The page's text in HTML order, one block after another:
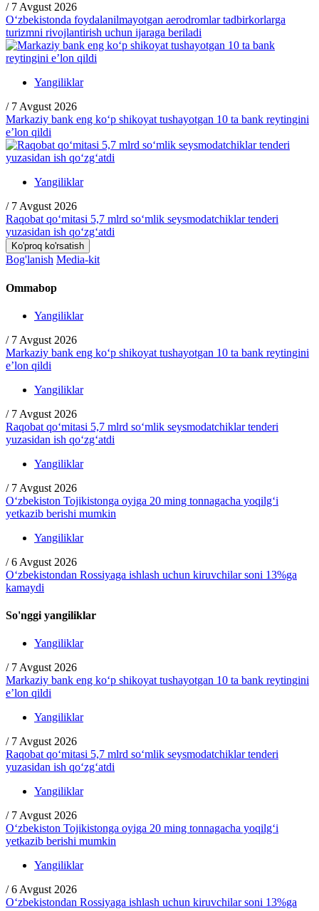
/ 7 Avgust 2026
O‘zbekistonda foydalanilmayotgan aerodromlar tadbirkorlarga
turizmni rivojlantirish uchun ijaraga beriladi
Yangiliklar
/ 7 Avgust 2026
Markaziy bank eng ko‘p shikoyat tushayotgan 10 ta bank reytingini
e’lon qildi
Yangiliklar
/ 7 Avgust 2026
Raqobat qo‘mitasi 5,7 mlrd so‘mlik seysmodatchiklar tenderi
yuzasidan ish qo‘zg‘atdi
Ko'proq ko'rsatish
Bog'lanish Media-kit
Ommabop
Yangiliklar
/ 7 Avgust 2026
Markaziy bank eng ko‘p shikoyat tushayotgan 10 ta bank reytingini
e’lon qildi
Yangiliklar
/ 7 Avgust 2026
Raqobat qo‘mitasi 5,7 mlrd so‘mlik seysmodatchiklar tenderi
yuzasidan ish qo‘zg‘atdi
Yangiliklar
/ 7 Avgust 2026
O‘zbekiston Tojikistonga oyiga 20 ming tonnagacha yoqilg‘i
yetkazib berishi mumkin
Yangiliklar
/ 6 Avgust 2026
O‘zbekistondan Rossiyaga ishlash uchun kiruvchilar soni 13%ga
kamaydi
So'nggi yangiliklar
Yangiliklar
/ 7 Avgust 2026
Markaziy bank eng ko‘p shikoyat tushayotgan 10 ta bank reytingini
e’lon qildi
Yangiliklar
/ 7 Avgust 2026
Raqobat qo‘mitasi 5,7 mlrd so‘mlik seysmodatchiklar tenderi
yuzasidan ish qo‘zg‘atdi
Yangiliklar
/ 7 Avgust 2026
O‘zbekiston Tojikistonga oyiga 20 ming tonnagacha yoqilg‘i
yetkazib berishi mumkin
Yangiliklar
/ 6 Avgust 2026
O‘zbekistondan Rossiyaga ishlash uchun kiruvchilar soni 13%ga